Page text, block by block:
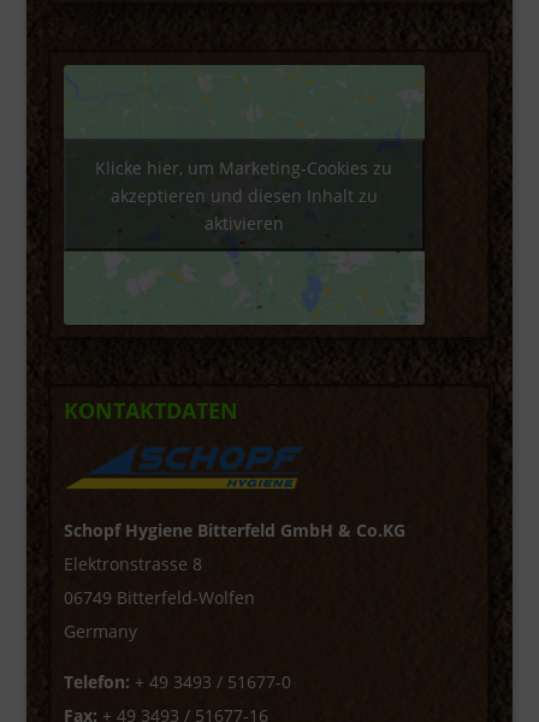
Klicke hier, um Marketing-Cookies zu
akzeptieren und diesen Inhalt zu
aktivieren
KONTAKTDATEN
Schopf Hygiene Bitterfeld GmbH & Co.KG
Elektronstrasse 8
06749 Bitterfeld-Wolfen
Germany
Telefon: + 49 3493 / 51677-0
Fax: + 49 3493 / 51677-16